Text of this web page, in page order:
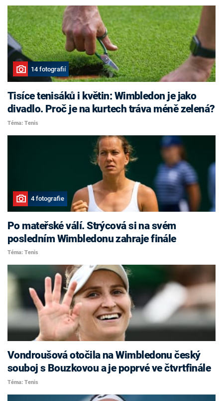
14 fotografií
Tisíce tenisáků i květin: Wimbledon je jako
divadlo. Proč je na kurtech tráva méně zelená?
Téma: Tenis
4 fotografie
Po mateřské válí. Strýcová si na svém
posledním Wimbledonu zahraje finále
Téma: Tenis
Vondroušová otočila na Wimbledonu český
souboj s Bouzkovou a je poprvé ve čtvrtfinále
Téma: Tenis